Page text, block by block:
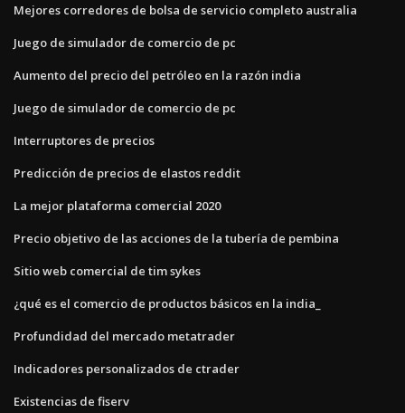
Mejores corredores de bolsa de servicio completo australia
Juego de simulador de comercio de pc
Aumento del precio del petróleo en la razón india
Juego de simulador de comercio de pc
Interruptores de precios
Predicción de precios de elastos reddit
La mejor plataforma comercial 2020
Precio objetivo de las acciones de la tubería de pembina
Sitio web comercial de tim sykes
¿qué es el comercio de productos básicos en la india_
Profundidad del mercado metatrader
Indicadores personalizados de ctrader
Existencias de fiserv